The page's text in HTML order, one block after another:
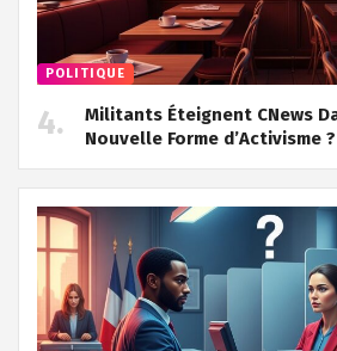
POLITIQUE
Militants Éteignent CNews
Nouvelle Forme d’Activisme ?